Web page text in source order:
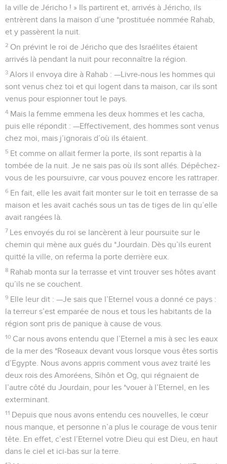
la ville de Jéricho ! » Ils partirent et, arrivés à Jéricho, ils
entrèrent dans la maison d’une *prostituée nommée Rahab,
et y passèrent la nuit.
2 On prévint le roi de Jéricho que des Israélites étaient
arrivés là pendant la nuit pour reconnaître la région.
3 Alors il envoya dire à Rahab : —Livre-nous les hommes qui
sont venus chez toi et qui logent dans ta maison, car ils sont
venus pour espionner tout le pays.
4 Mais la femme emmena les deux hommes et les cacha,
puis elle répondit : —Effectivement, des hommes sont venus
chez moi, mais j’ignorais d’où ils étaient.
5 Et comme on allait fermer la porte, ils sont repartis à la
tombée de la nuit. Je ne sais pas où ils sont allés. Dépêchez-
vous de les poursuivre, car vous pouvez encore les rattraper.
6 En fait, elle les avait fait monter sur le toit en terrasse de sa
maison et les avait cachés sous un tas de tiges de lin qu’elle
avait rangées là.
7 Les envoyés du roi se lancèrent à leur poursuite sur le
chemin qui mène aux gués du *Jourdain. Dès qu’ils eurent
quitté la ville, on referma la porte derrière eux.
8 Rahab monta sur la terrasse et vint trouver ses hôtes avant
qu’ils ne se couchent.
9 Elle leur dit : —Je sais que l’Eternel vous a donné ce pays :
la terreur s’est emparée de nous et tous les habitants de la
région sont pris de panique à cause de vous.
10 Car nous avons entendu que l’Eternel a mis à sec les eaux
de la mer des *Roseaux devant vous lorsque vous êtes sortis
d’Egypte. Nous avons appris comment vous avez traité les
deux rois des Amoréens, Sihôn et Og, qui régnaient de
l’autre côté du Jourdain, pour les *vouer à l’Eternel, en les
exterminant.
11 Depuis que nous avons entendu ces nouvelles, le cœur
nous manque, et personne n’a plus le courage de vous tenir
tête. En effet, c’est l’Eternel votre Dieu qui est Dieu, en haut
dans le ciel et ici-bas sur la terre.